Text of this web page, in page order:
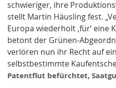
schwieriger, ihre
stellt Martin Häusling fest.
Europa wiederholt ‚für‘ eine
betont der Grünen-
verlören nun ihr Recht auf
selbstbestimmte
Patentflut befürchtet,